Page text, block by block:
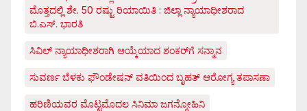
ಮೊತ್ತದಲ್ಲಿ ಶೇ. 50 ರಷ್ಟು ರಿಯಾಯಿತಿ : ಜಿಲ್ಲಾ ನ್ಯಾಯಾಧೀಶರಾದ
ಬಿ.ಎಸ್. ಭಾರತಿ
ಸಿವಿಲ್ ನ್ಯಾಯಾಧೀಶರಾಗಿ ಆಯ್ಕೆಯಾದ ಶಂಕರ್‌ಗೆ ಸನ್ಮಾನ
ಸುವರ್ಣ ಬೆಳಕು ಫೌಂಡೇಷನ್ ವತಿಯಿಂದ ಬೃಹತ್ ಆರೋಗ್ಯ ತಪಾಸಣಾ
ಹರಿಣಿಯವರ ಮೊಟ್ಟಮೊದಲ ಸಿನಿಮಾ ಜಗನ್ಮೋಹಿನಿ